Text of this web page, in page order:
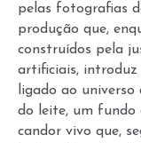
pelas fotografias
produção que,
construídos pela
artificiais,
ligado ao
do leite, um fundo
candor vivo que,